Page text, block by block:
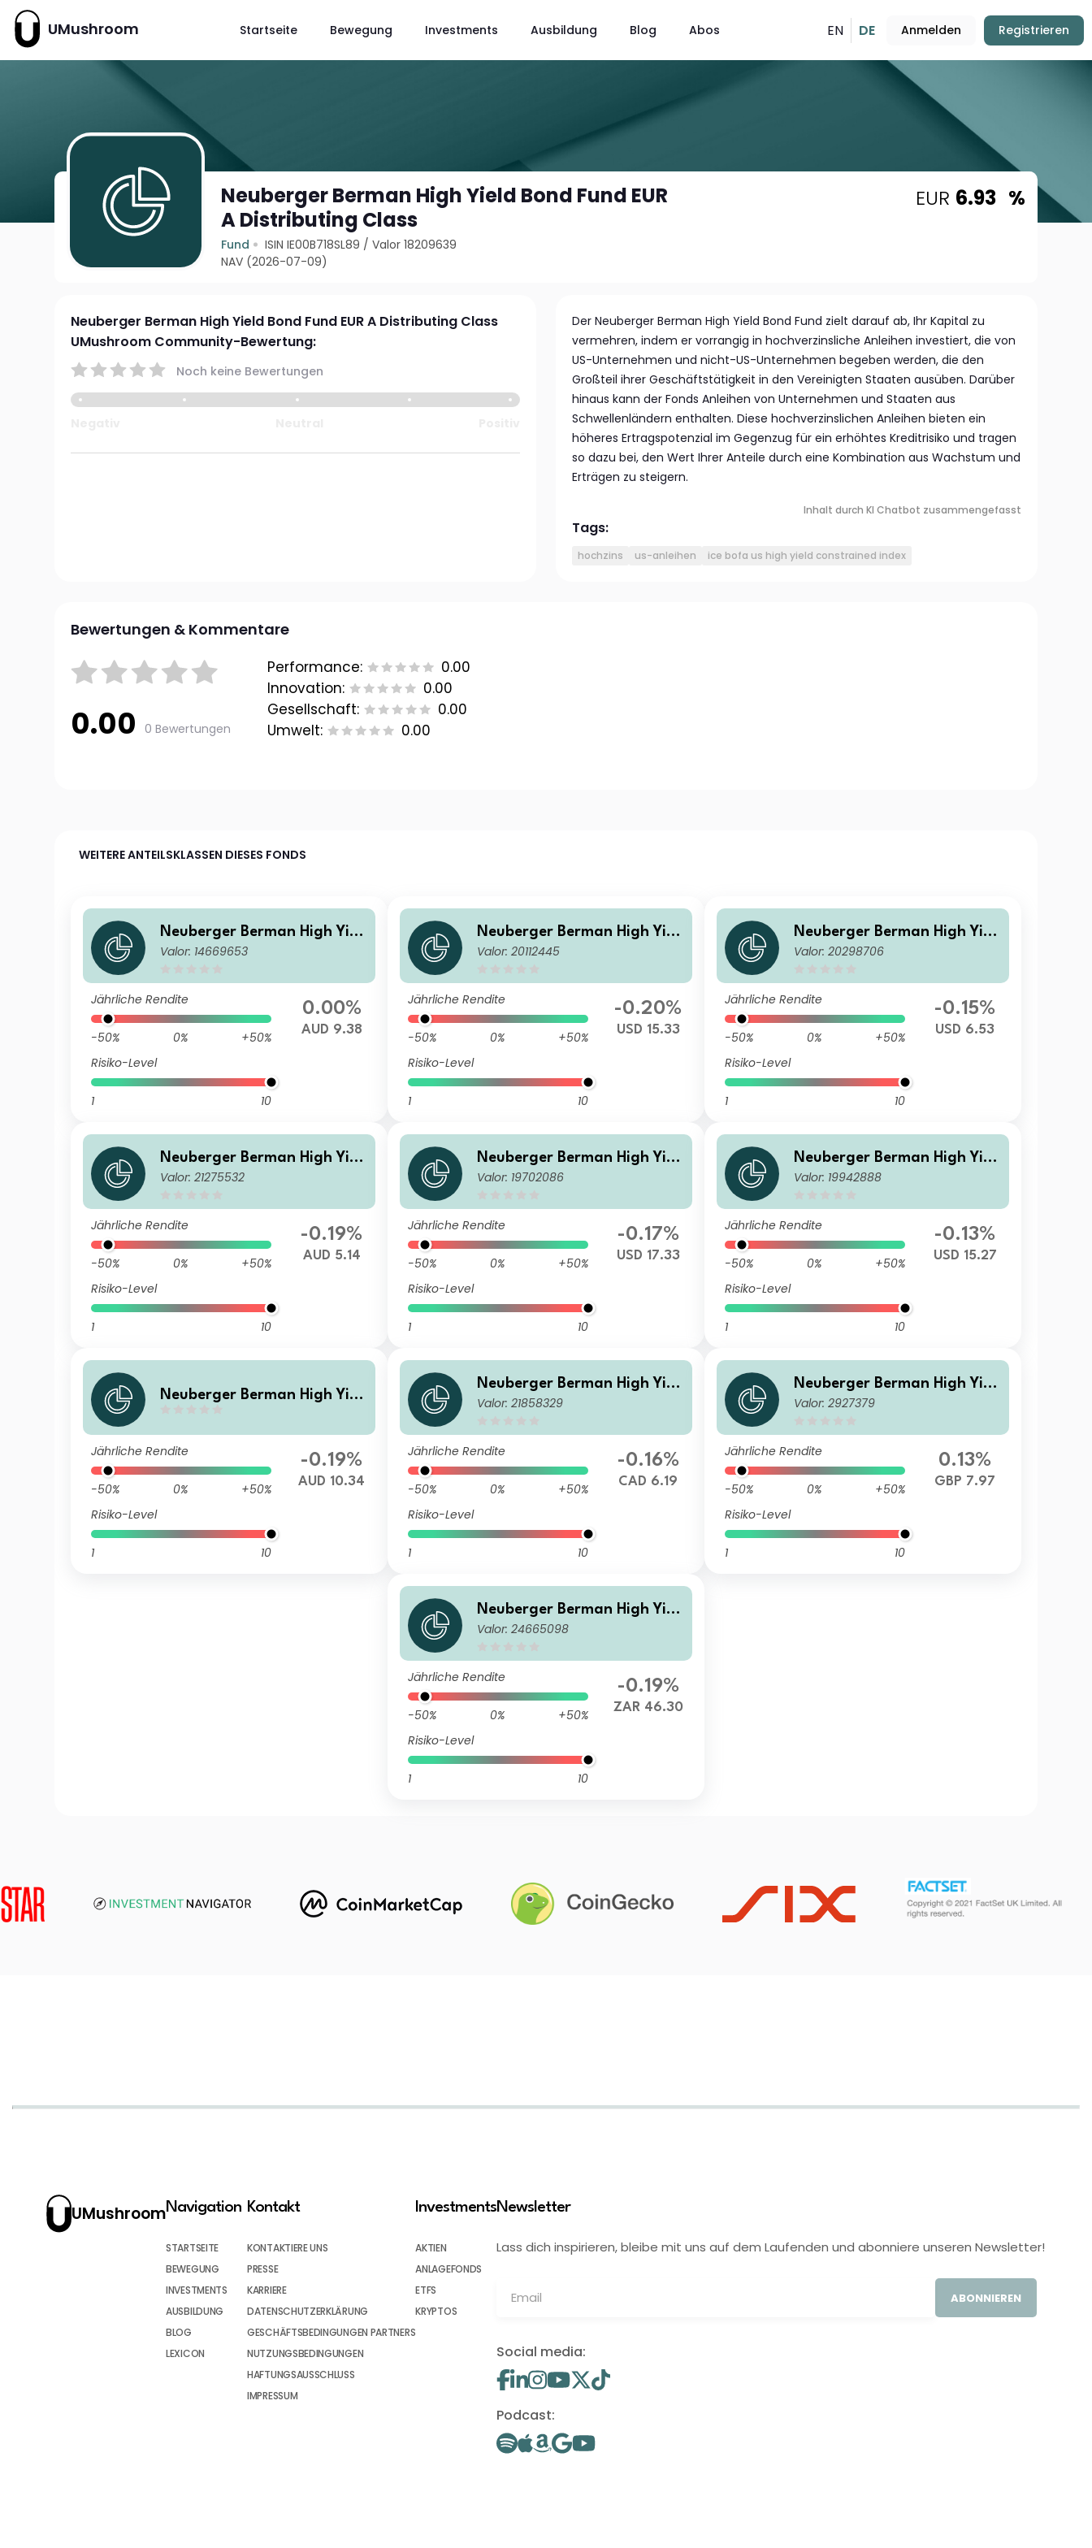
UMushroom Startseite Bewegung Investments Ausbildung Blog Abos EN DE Anmelden Registrieren
Neuberger Berman High Yield Bond Fund EUR
A Distributing Class
Fund ISIN IE00B718SL89 /Valor 18209639
NAV (2026-07-09)
EUR 6.93 %
Neuberger Berman High Yield Bond Fund EUR A Distributing Class
UMushroom Community-Bewertung:
Noch keine Bewertungen
Der Neuberger Berman High Yield Bond Fund zielt darauf ab, Ihr Kapital zu
vermehren, indem er vorrangig in hochverzinsliche Anleihen investiert, die von
US-Unternehmen und nicht-US-Unternehmen begeben werden, die den
Großteil ihrer Geschäftstätigkeit in den Vereinigten Staaten ausüben. Darüber
hinaus kann der Fonds Anleihen von Unternehmen und Staaten aus
Schwellenländern enthalten. Diese hochverzinslichen Anleihen bieten ein
höheres Ertragspotenzial im Gegenzug für ein erhöhtes Kreditrisiko und tragen
so dazu bei, den Wert Ihrer Anteile durch eine Kombination aus Wachstum und
Erträgen zu steigern.
Inhalt durch KI Chatbot zusammengefasst
Tags:
hochzins us-anleihen ice bofa us high yield constrained index
Bewertungen & Kommentare
0.00 0 Bewertungen
Performance:
0.00
Innovation:
0.00
Gesellschaft:
0.00
Umwelt:
0.00
WEITERE ANTEILSKLASSEN DIESES FONDS
Neuberger Berman High Yiel
d Bond Fund AUD I Income Cl
Valor: 14669653
Jährliche Rendite
-50% 0%
+50%
Risiko-Level
1 10
0.00%
AUD 9.38
Neuberger Berman High Yiel
d Bond Fund Class USD C Acc
Valor: 20112445
Jährliche Rendite
-50% 0%
+50%
Risiko-Level
1 10
-0.20%
USD 15.33
Neuberger Berman High Yiel
d Bond Fund Class USD A (W
Valor: 20298706
Jährliche Rendite
-50% 0%
+50%
Risiko-Level
1 10
-0.15%
USD 6.53
Neuberger Berman High Yiel
d Bond Fund AUD T (Monthl
Valor: 21275532
Jährliche Rendite
-50% 0%
+50%
Risiko-Level
1 10
-0.19%
AUD 5.14
Neuberger Berman High Yiel
d Bond Fund Class USD U Acc
Valor: 19702086
Jährliche Rendite
-50% 0%
+50%
Risiko-Level
1 10
-0.17%
USD 17.33
Neuberger Berman High Yiel
d Bond Fund Class USD T Acc
Valor: 19942888
Jährliche Rendite
-50% 0%
+50%
Risiko-Level
1 10
-0.13%
USD 15.27
Neuberger Berman High Yiel
ating Class - Hedged
Jährliche Rendite
-50% 0%
+50%
Risiko-Level
1 10
-0.19%
AUD 10.34
Neuberger Berman High Yiel
d Bond Fund CAD A (Monthl
Valor: 21858329
Jährliche Rendite
-50% 0%
+50%
Risiko-Level
1 10
-0.16%
CAD 6.19
Neuberger Berman High Yiel
d Bond Fund GBP A Distributi
Valor: 2927379
Jährliche Rendite
-50% 0%
+50%
Risiko-Level
1 10
0.13%
GBP 7.97
Neuberger Berman High Yiel
d Bond Fund ZAR E (Monthl
Valor: 24665098
Jährliche Rendite
-50% 0%
+50%
Risiko-Level
1 10
-0.19%
ZAR 46.30
UMushroomNavigation
STARTSEITE
BEWEGUNG
INVESTMENTS
AUSBILDUNG
BLOG
LEXICON
Kontakt
KONTAKTIERE UNS
PRESSE
KARRIERE
DATENSCHUTZERKLÄRUNG
GESCHÄFTSBEDINGUNGEN PARTNERS
NUTZUNGSBEDINGUNGEN
HAFTUNGSAUSSCHLUSS
IMPRESSUM
Investments
AKTIEN
ANLAGEFONDS
ETFS
KRYPTOS
Newsletter
Lass dich inspirieren, bleibe mit uns auf dem Laufenden und abonniere unseren Newsletter!
ABONNIEREN
Social media:
Podcast: